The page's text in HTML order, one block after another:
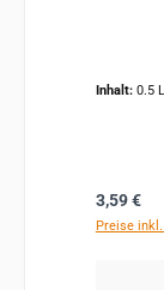
Inhalt: 0.5
Regulärer
3,59 €
Preise